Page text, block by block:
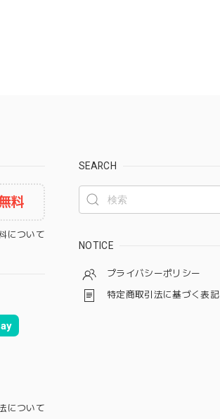
料
について
について
SEARCH
NOTICE
プライバシーポリシー
特定商取引法に基づく表記